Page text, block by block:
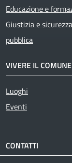
Educazione e
Giustizia e sicurezza
pubblica
VIVERE IL COMUNE
Luoghi
Eventi
CONTATTI